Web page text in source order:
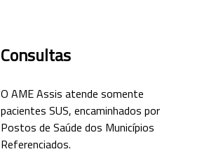
Consultas
O AME Assis atende somente
pacientes SUS, encaminhados por
Postos de Saúde dos Municípios
Referenciados.